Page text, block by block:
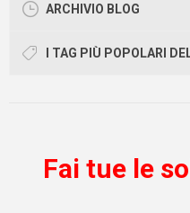
ARCHIVIO BLOG
I TAG PIÙ POPOLARI
Fai tue le